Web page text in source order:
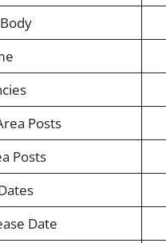
Posts
Posts
Date